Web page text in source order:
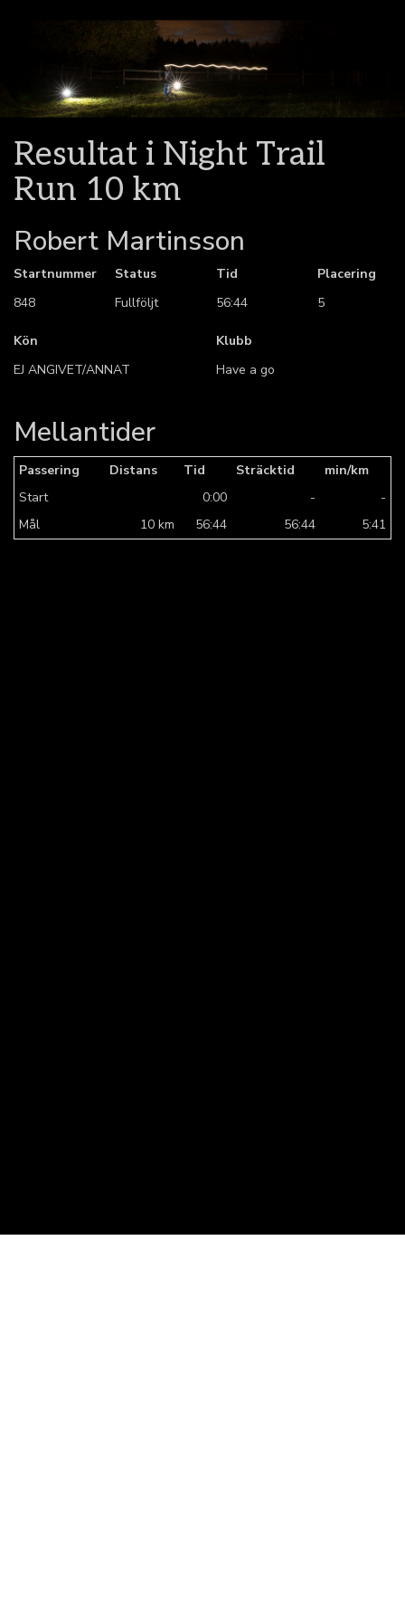
Resultat i Night Trail
Run 10 km
Robert Martinsson
Startnummer
848
Status
Fullföljt
Tid
56:44
Placering
5
Kön
EJ ANGIVET/ANNAT
Klubb
Have a go
Mellantider
Passering Distans Tid Sträcktid
min/km
Start
0:00 -
-
Mål
10 km 56:44 56:44 5:41